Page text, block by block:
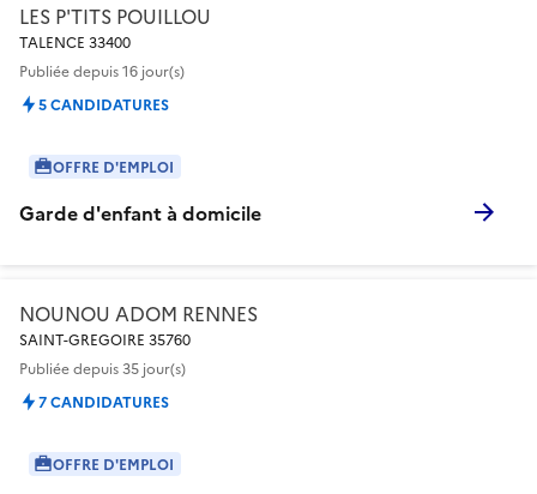
Garde d'enfant à domicile
LES P'TITS POUILLOU
TALENCE 33400
Publiéedepuis 16 jour(s)
5 CANDIDATURES
OFFRE D'EMPLOI
NOUNOU ADOM RENNES
SAINT-GREGOIRE 35760
Publiéedepuis 35 jour(s)
7 CANDIDATURES
OFFRE D'EMPLOI